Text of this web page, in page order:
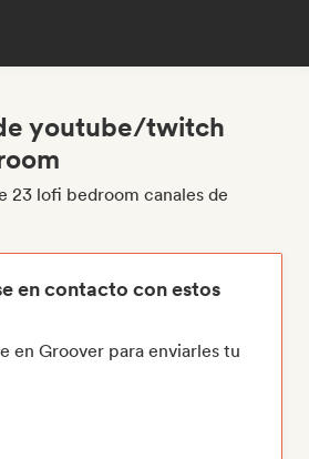
youtube/twitch
23 lofi bedroom canales de
en contacto con estos
en Groover para enviarles tu